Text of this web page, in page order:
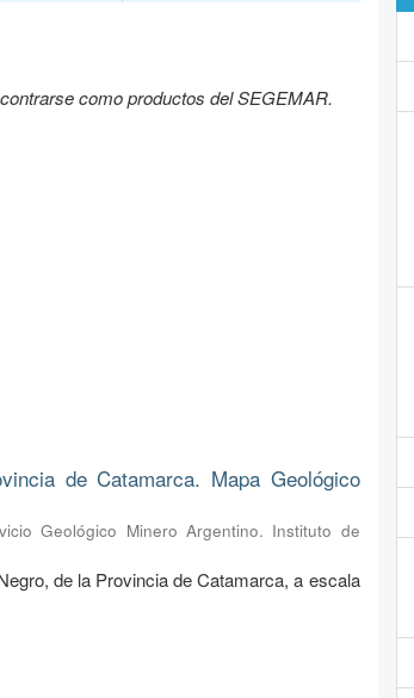
como productos del SEGEMAR.
de Catamarca. Mapa Geológico
Geológico Minero Argentino. Instituto de
de la Provincia de Catamarca, a escala